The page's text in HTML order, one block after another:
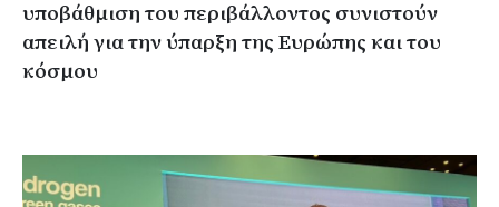
υποβάθμιση του περιβάλλοντος συνιστούν
απειλή για την ύπαρξη της Ευρώπης και του
κόσμου